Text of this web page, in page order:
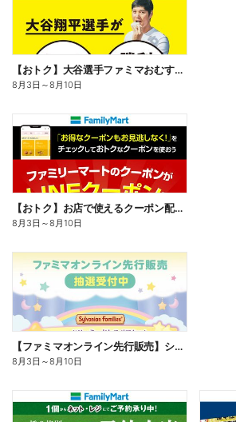
【おトク】大谷選手ファミマおむすび割
8月3日 ～8月10日
【おトク】お店で使えるクーポン配信中
8月3日 ～8月10日
【ファミマオンライン先行販売】シルバニアファミリー
8月3日 ～8月10日